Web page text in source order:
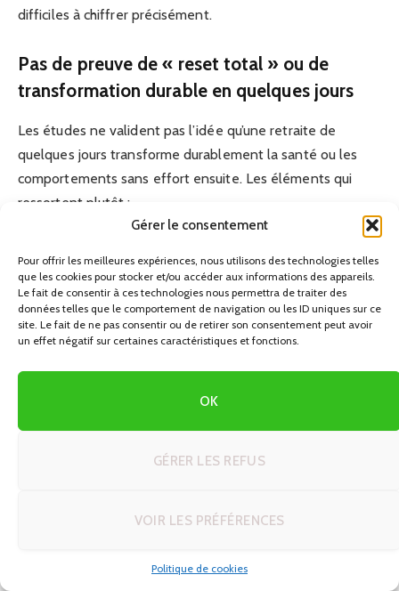
Gérer le consentement
Pour offrir les meilleures expériences, nous utilisons des technologies telles
que les cookies pour stocker et/ou accéder aux informations des appareils.
Le fait de consentir à ces technologies nous permettra de traiter des
données telles que le comportement de navigation ou les ID uniques sur ce
site. Le fait de ne pas consentir ou de retirer son consentement peut avoir
un effet négatif sur certaines caractéristiques et fonctions.
OK
GÉRER LES REFUS
VOIR LES PRÉFÉRENCES
Politique de cookies
difficiles à chiffrer précisément.
Pas de preuve de « reset total » ou de
transformation durable en quelques jours
Les études ne valident pas l’idée qu’une retraite de
quelques jours transforme durablement la santé ou les
comportements sans effort ensuite. Les éléments qui
ressortent plutôt :
déclencheur ou de « point de départ » à de nouvelles
habitudes (activité physique régulière, méditation,
meilleure hygiène de sommeil).
méditation ou d’activité physique, par exemple) sont
Sans suivi ni mise en place d’une routine, la majorité des
envisager comme un module de récupération et